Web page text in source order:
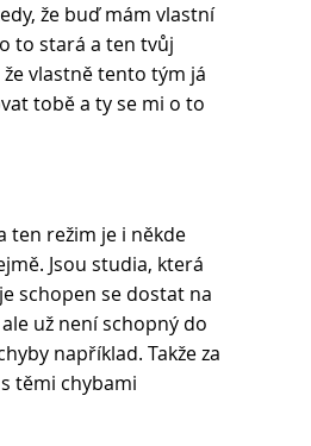
že buď mám vlastní
to stará a ten tvůj
vlastně tento tým já
tobě a ty se mi o to
ten režim je i někde
Jsou studia, která
schopen se dostat na
už není schopný do
například. Takže za
těmi chybami